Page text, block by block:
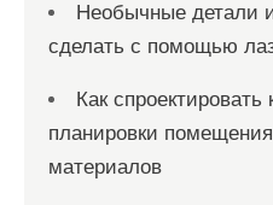
Необычные детали
сделать с помощью
Как
планировки
материалов